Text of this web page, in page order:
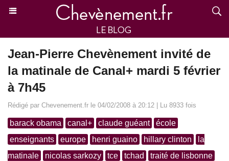
Jean-Pierre Chevènement invité de
la matinale de Canal+ mardi 5 février
à 7h45
Rédigé par Chevenement.fr le 04/02/2008 à 20:12 | Lu 8933 fois
barack obama canal+ claude guéant
école
enseignants
europe henri guaino hillary clinton
la
matinale
nicolas sarkozy tce tchad traité de lisbonne